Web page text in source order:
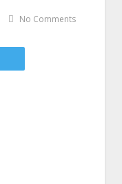
No Comments